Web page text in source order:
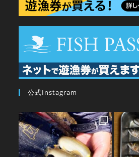
公式Instagram